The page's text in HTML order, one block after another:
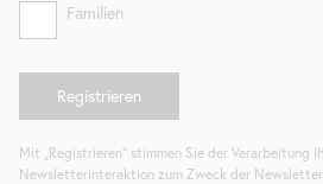
Familien
Mit „Registrieren“ stimmen Sie der Verarbeitung
Newsletterinteraktion zum Zweck der